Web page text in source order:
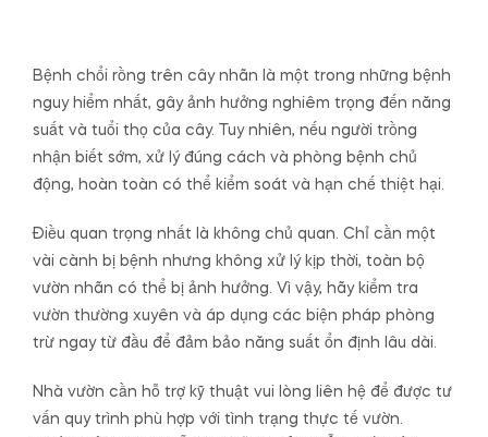
Bệnh chổi rồng trên cây nhãn là một trong những bệnh
nguy hiểm nhất, gây ảnh hưởng nghiêm trọng đến năng
suất và tuổi thọ của cây. Tuy nhiên, nếu người trồng
nhận biết sớm, xử lý đúng cách và phòng bệnh chủ
động, hoàn toàn có thể kiểm soát và hạn chế thiệt hại.
Điều quan trọng nhất là không chủ quan. Chỉ cần một
vài cành bị bệnh nhưng không xử lý kịp thời, toàn bộ
vườn nhãn có thể bị ảnh hưởng. Vì vậy, hãy kiểm tra
vườn thường xuyên và áp dụng các biện pháp phòng
trừ ngay từ đầu để đảm bảo năng suất ổn định lâu dài.
Nhà vườn cần hỗ trợ kỹ thuật vui lòng liên hệ để được tư
vấn quy trình phù hợp với tình trạng thực tế vườn.